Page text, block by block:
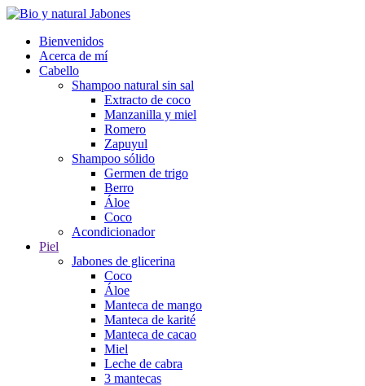
Bienvenidos
Acerca de mí
Cabello
Shampoo natural sin sal
Extracto de coco
Manzanilla y miel
Romero
Zapuyul
Shampoo sólido
Germen de trigo
Berro
Áloe
Coco
Acondicionador
Piel
Jabones de glicerina
Coco
Áloe
Manteca de mango
Manteca de karité
Manteca de cacao
Miel
Leche de cabra
3 mantecas